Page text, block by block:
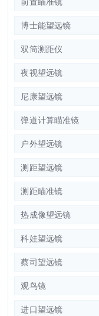
博士能望远镜
双筒测距仪
夜视望远镜
尼康望远镜
弹道计算瞄准镜
户外望远镜
测距望远镜
测距瞄准镜
热成像望远镜
科娃望远镜
蔡司望远镜
观鸟镜
进口望远镜